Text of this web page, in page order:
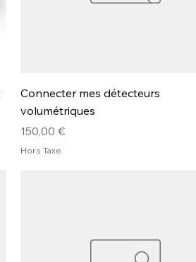
Connecter mes détecteurs
volumétriques
Prix
150,00 €
Hors Taxe